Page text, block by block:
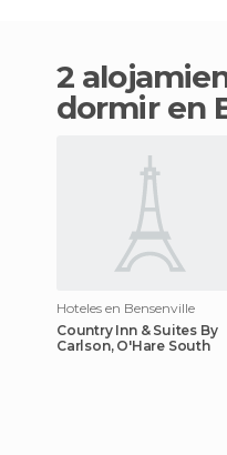
2 alojamientos donde
dormir en
Hoteles en Bensenville
Country Inn & Suites By
Carlson, O'Hare South